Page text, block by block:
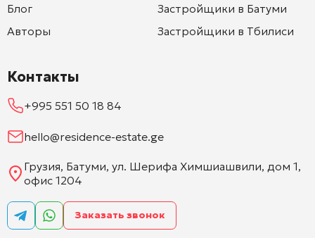
Блог
Авторы
Застройщики в Батуми
Застройщики в Тбилиси
Контакты
+995 551 50 18 84
hello@residence-estate.ge
Грузия, Батуми, ул. Шерифа Химшиашвили, дом 1,
офис 1204
Заказать звонок